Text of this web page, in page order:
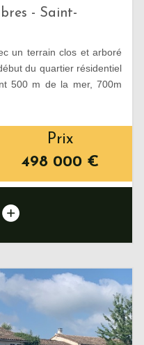
- Saint-
un terrain clos et arboré
du quartier résidentiel
500 m de la mer, 700m
Prix
498 000 €